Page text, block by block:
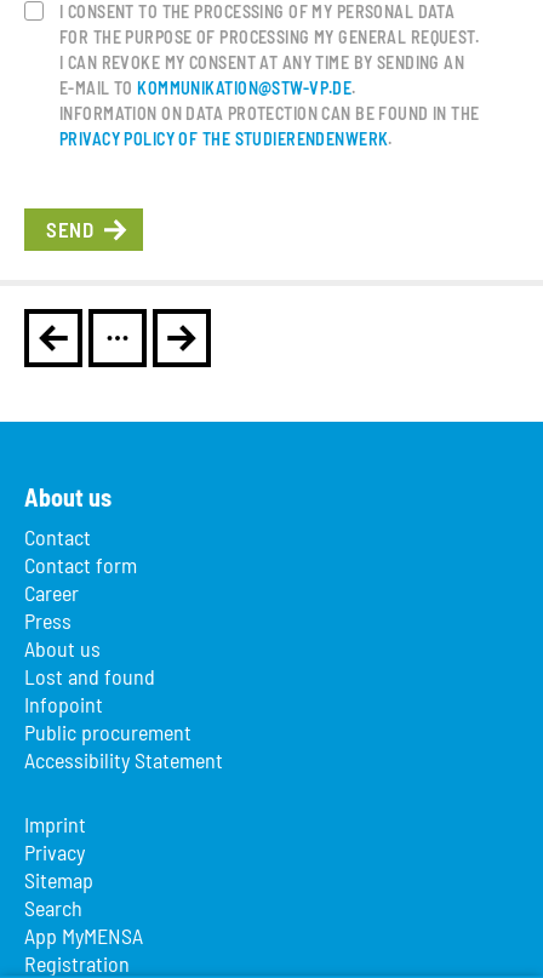
I CONSENT TO THE PROCESSING OF MY PERSONAL DATA
FOR THE PURPOSE OF PROCESSING MY GENERAL REQUEST.
I CAN REVOKE MY CONSENT AT ANY TIME BY SENDING AN
E-MAIL TOKOMMUNIKATION@STW-VP.DE.
INFORMATION ON DATA PROTECTION CAN BE FOUND IN THE
PRIVACY POLICY OF THE STUDIERENDENWERK.
About us
Contact
Contact form
Career
Press
About us
Lost and found
Infopoint
Public procurement
Accessibility Statement
Imprint
Privacy
Sitemap
Search
App MyMENSA
Registration